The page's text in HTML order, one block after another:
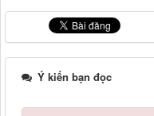
Ý kiến bạn đọc